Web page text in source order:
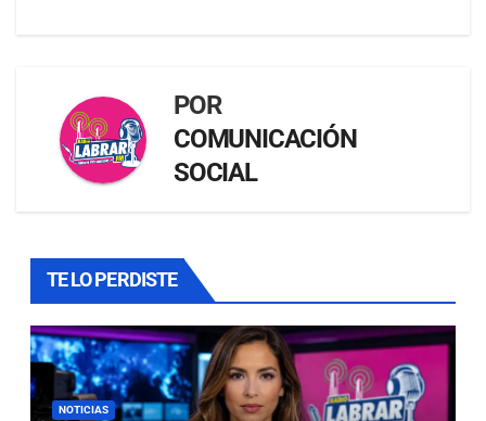
POR
COMUNICACIÓN
SOCIAL
TE LO PERDISTE
NOTICIAS